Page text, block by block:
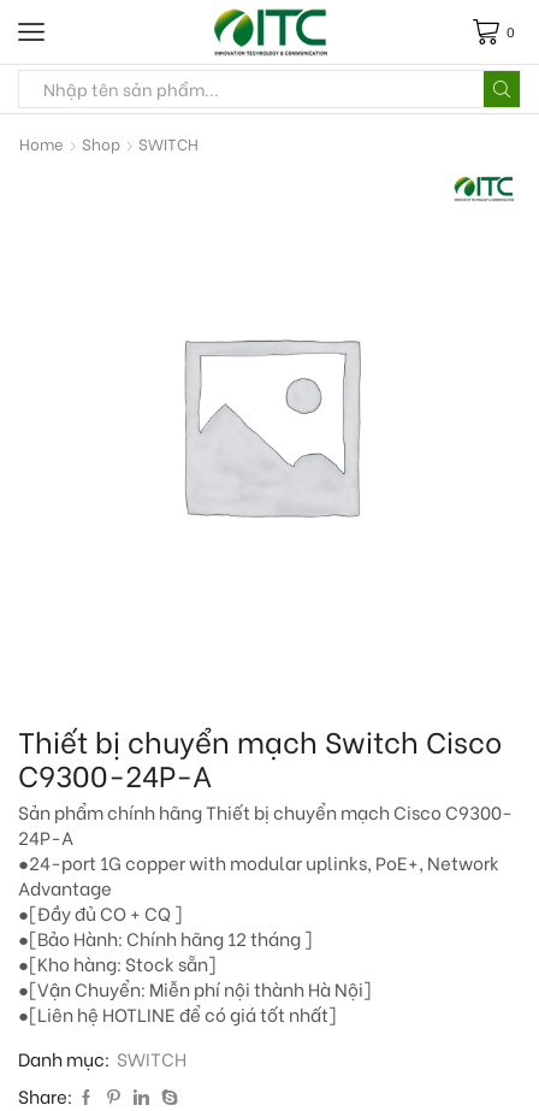
0
Home Shop SWITCH
Thiết bị chuyển mạch Switch Cisco
C9300-24P-A
Sản phẩm chính hãng Thiết bị chuyển mạch Cisco C9300-
24P-A
●24-port 1G copper with modular uplinks, PoE+, Network
Advantage
●[Đầy đủ CO + CQ ]
●[Bảo Hành: Chính hãng 12 tháng ]
●[Kho hàng: Stock sẵn]
●[Vận Chuyển: Miễn phí nội thành Hà Nội]
●[Liên hệ HOTLINE để có giá tốt nhất]
Danh mục: SWITCH
Share: